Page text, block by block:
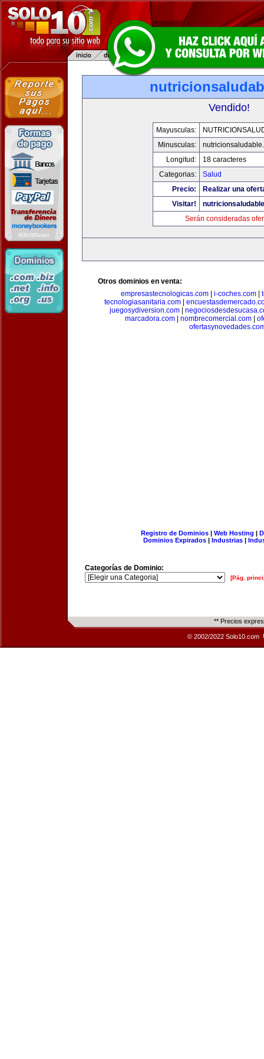
Vendido!
Mayusculas:
Minusculas:
Longitud:
18 caracteres
Categorias:
Salud
Precio:
Realizar una
Visitar!
Serán consideradas
Otros dominios en venta:
empresastecnologicas.com
i-coches.com
tecnologiasanitaria.com|
juegosydiversion.com
marcadora.com| nombrecomercial.com|
Registro de Dominios| Web Hosting |
Dominios Expirados | Industrias |
Categorías de Dominio:
[Pág.
** Precios
© 2002/2022 Solo10.com